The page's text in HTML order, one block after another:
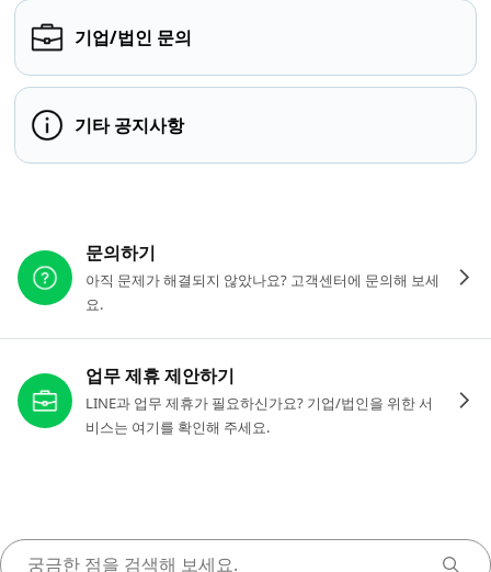
기업/법인 문의
기타 공지사항
문의하기
아직 문제가 해결되지 않았나요? 고객센터에 문의해 보세
요.
업무 제휴 제안하기
LINE과 업무 제휴가 필요하신가요? 기업/법인을 위한 서
비스는 여기를 확인해 주세요.